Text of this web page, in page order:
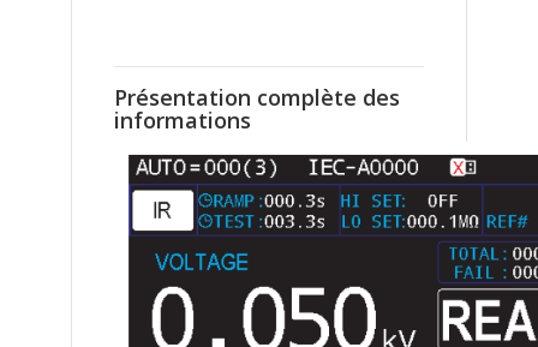
Présentation complète des
informations